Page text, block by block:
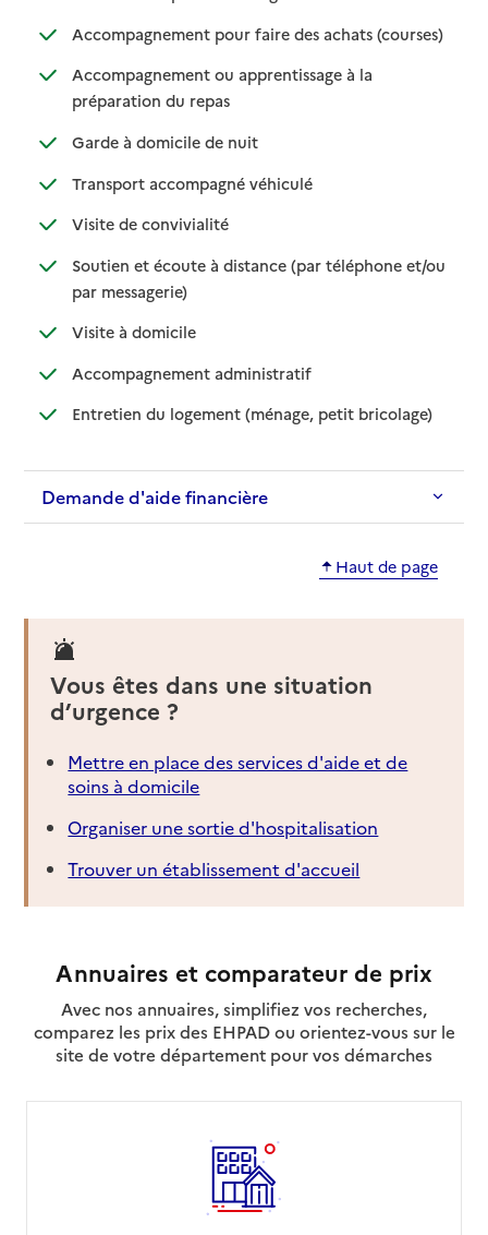
Accompagnement pour faire des achats (courses)
:
: non
Accompagnement ou apprentissage à la
préparation du repas: disponible
: non disponible
Garde à domicile de nuit: disponible
: non disponible
Transport accompagné véhiculé: disponible
: non disponible
Visite de convivialité: disponible
: non disponible
Soutien et écoute à distance (par téléphone et/ou
par messagerie): disponible
: non disponible
Visite à domicile: disponible
: non disponible
Accompagnement administratif: disponible
: non disponible
Entretien du logement (ménage, petit bricolage): disponible
: non
Demande d'aide financière
Haut de page
Vous êtes dans une situation
d’urgence ?
Mettre en place des services d'aide et de
soins à domicile
Organiser une sortie d'hospitalisation
Trouver un établissement d'accueil
Annuaires et comparateur de prix
Avec nos annuaires, simplifiez vos recherches,
comparez les prix des EHPAD ou orientez-vous sur le
site de votre département pour vos démarches